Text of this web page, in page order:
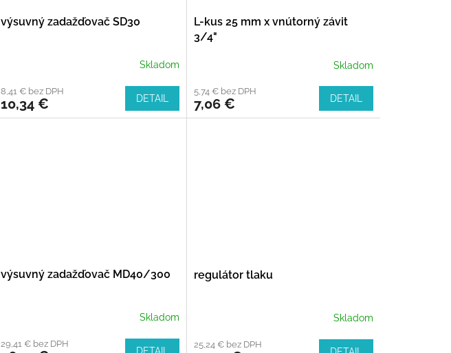
výsuvný zadažďovač SD30
Skladom
8,41 € bez DPH
10,34 € DETAIL
L-kus 25 mm x vnútorný závit
3/4"
Skladom
5,74 € bez DPH
7,06 € DETAIL
výsuvný zadažďovač MD40/300
Skladom
29,41 € bez DPH
regulátor tlaku
Skladom
25,24 € bez DPH